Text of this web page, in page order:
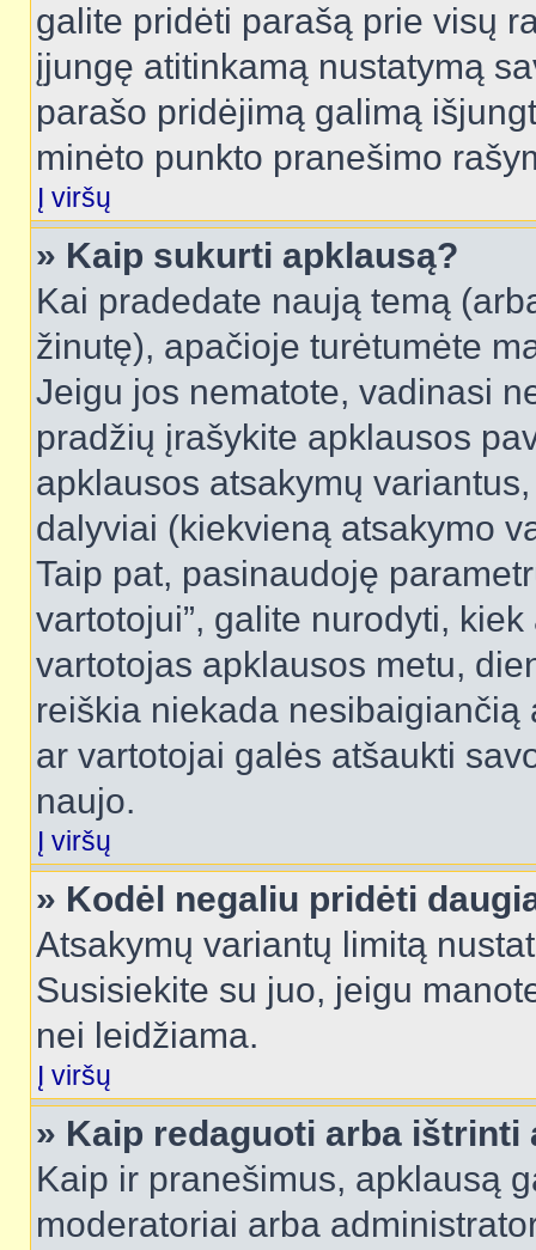
galite pridėti parašą prie visų
įjungę atitinkamą nustatymą
parašo pridėjimą galimą
minėto punkto pranešimo
Į viršų
» Kaip sukurti apklausą?
Kai pradedate naują temą
žinutę), apačioje turėtumėte
Jeigu jos nematote, vadinasi
pradžių įrašykite apklausos
apklausos atsakymų
dalyviai (kiekvieną atsakymo
Taip pat, pasinaudoję
vartotojui”, galite nurodyti,
vartotojas apklausos metu,
reiškia niekada
ar vartotojai galės atšaukti
naujo.
Į viršų
» Kodėl negaliu pridėti
Atsakymų variantų limitą
Susisiekite su juo, jeigu
nei leidžiama.
Į viršų
» Kaip redaguoti arba ištrinti
Kaip ir pranešimus, apklausą
moderatoriai arba